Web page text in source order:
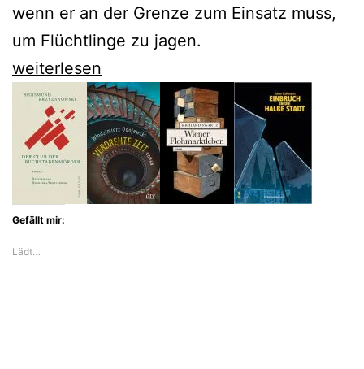
wenn er an der Grenze zum Einsatz muss,
um Flüchtlinge zu jagen.
Martin
Schäuble
denkt
Trump
gnadenlos
zu
weiterlesen
Gefällt mir:
Lädt…